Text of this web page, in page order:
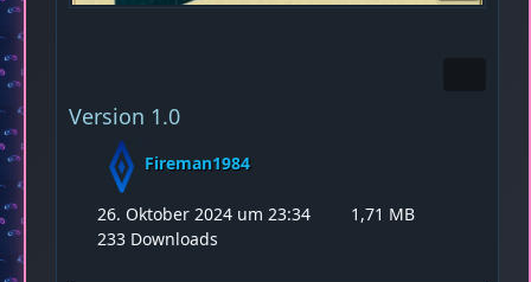
Version 1.0
Fireman1984
26. Oktober 2024 um 23:34
1,71 MB
233 Downloads